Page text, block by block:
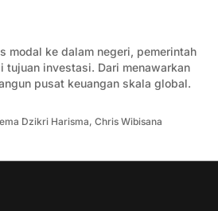
modal ke dalam negeri, pemerintah
tujuan investasi. Dari menawarkan
pusat keuangan skala global.
Dzikri Harisma, Chris Wibisana